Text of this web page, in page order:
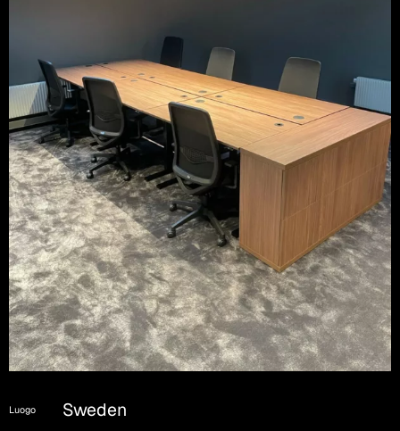
Luogo Sweden